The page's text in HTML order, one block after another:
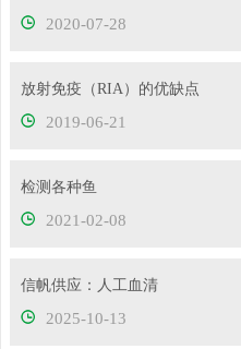
2020-07-28
放射免疫（RIA）的优缺点
2019-06-21
检测各种鱼
2021-02-08
信帆供应：人工血清
2025-10-13